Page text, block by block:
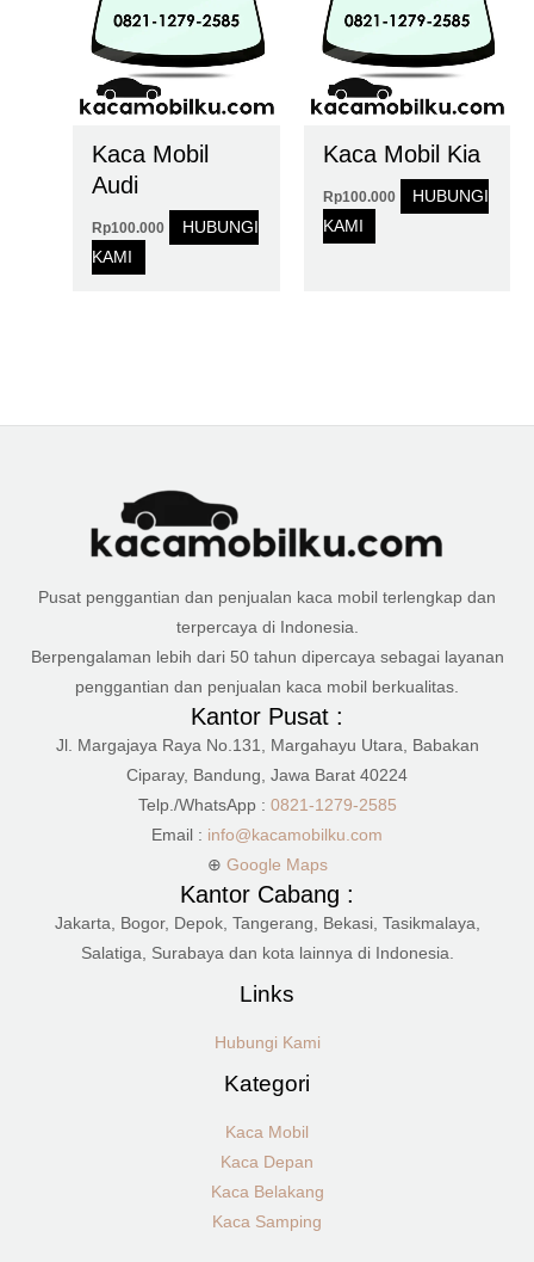
Kaca Mobil
Audi
Rp100.000
HUBUNGI
KAMI
Kaca Mobil Kia
Rp100.000
HUBUNGI
KAMI
Pusat penggantian dan penjualan kaca mobil terlengkap dan
terpercaya di Indonesia.
Berpengalaman lebih dari 50 tahun dipercaya sebagai layanan
penggantian dan penjualan kaca mobil berkualitas.
Kantor Pusat :
Jl. Margajaya Raya No.131, Margahayu Utara, Babakan
Ciparay, Bandung, Jawa Barat 40224
Telp./WhatsApp : 0821-1279-2585
Email : info@kacamobilku.com
⊕ Google Maps
Kantor Cabang :
Jakarta, Bogor, Depok, Tangerang, Bekasi, Tasikmalaya,
Salatiga, Surabaya dan kota lainnya di Indonesia.
Links
Hubungi Kami
Kategori
Kaca Mobil
Kaca Depan
Kaca Belakang
Kaca Samping